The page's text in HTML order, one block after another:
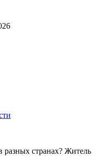
разных странах? Житель